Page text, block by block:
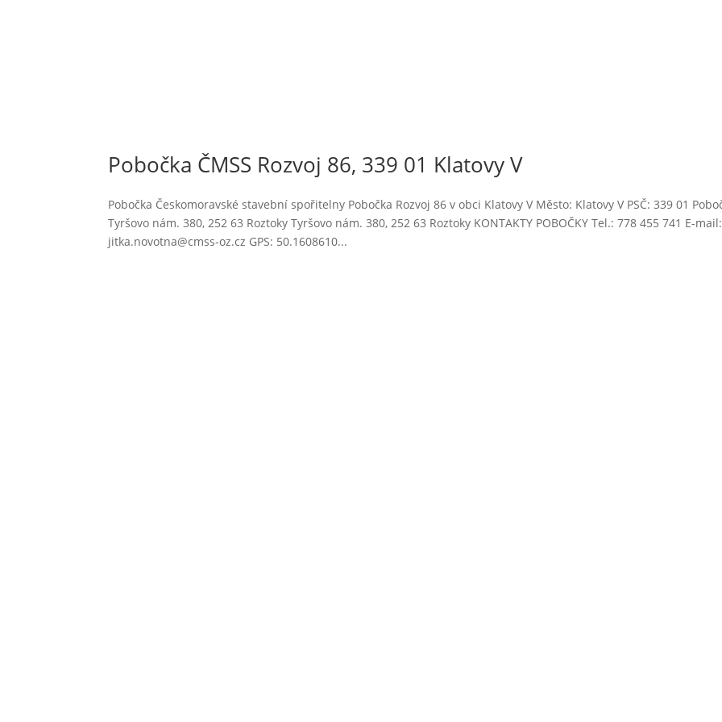
Pobočka ČMSS Rozvoj 86, 339 01 Klatovy V
Pobočka Českomoravské stavební spořitelny Pobočka Rozvoj 86 v obci Klatovy V Město: Klatovy V PSČ: 339 01
Tyršovo nám. 380, 252 63 Roztoky Tyršovo nám. 380, 252 63 Roztoky KONTAKTY POBOČKY Tel.: 778 455 741 E-mail:
jitka.novotna@cmss-oz.cz GPS: 50.1608610...